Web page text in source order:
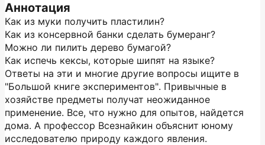
Аннотация
Как из муки получить пластилин?
Как из консервной банки сделать бумеранг?
Можно ли пилить дерево бумагой?
Как испечь кексы, которые шипят на языке?
Ответы на эти и многие другие вопросы ищите в
"Большой книге экспериментов". Привычные в
хозяйстве предметы получат неожиданное
применение. Все, что нужно для опытов, найдется
дома. А профессор Всезнайкин объяснит юному
исследователю природу каждого явления.